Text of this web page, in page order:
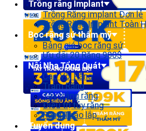
Trồng răng Implant
Trồng Răng implant Đơn lẻ
Trồng Răng Implant Toàn
Bọc răng sứ thẩm mỹ
Bảng giá bọc răng sứ
Ưu đãi 20 Răng 900$
Nội Nha Tổng Quát
Cạo Vôi Răng
Trám Răng
Tẩy trắng răng
Điều trị tủy răng
Răng Tháo lắp
Tuyển dụng